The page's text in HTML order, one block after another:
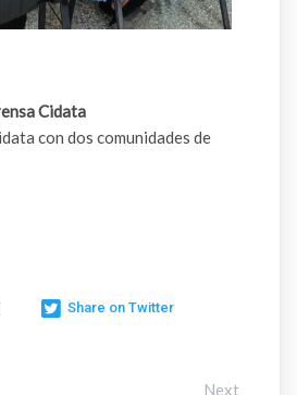
Cidata
con dos comunidades de
Share on Twitter
Next